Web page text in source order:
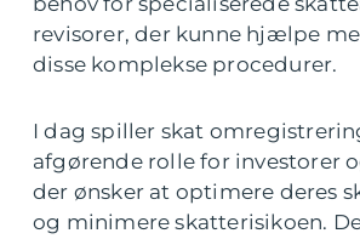
revisorer, der kunne hjælpe
disse komplekse procedurer.
I dag spiller skat
afgørende rolle for investorer
der ønsker at optimere deres
og minimere skatterisikoen.